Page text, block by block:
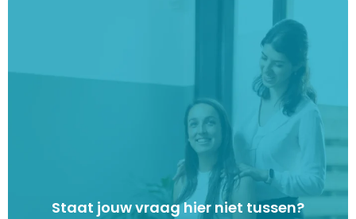
Staat jouw vraag hier niet tussen?